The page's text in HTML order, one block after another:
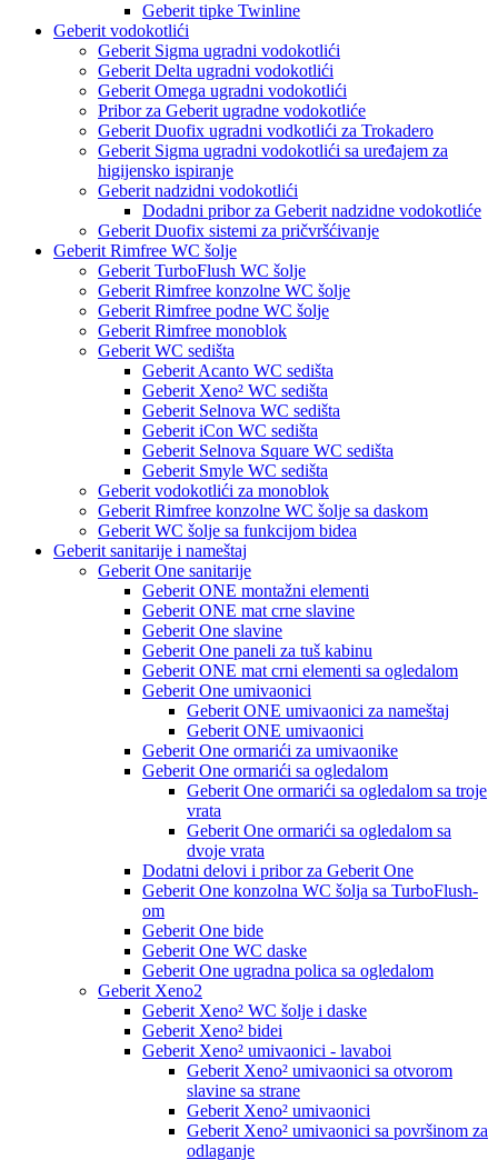
Geberit tipke Twinline
Geberit vodokotlići
Geberit Sigma ugradni vodokotlići
Geberit Delta ugradni vodokotlići
Geberit Omega ugradni vodokotlići
Pribor za Geberit ugradne vodokotliće
Geberit Duofix ugradni vodkotlići za Trokadero
Geberit Sigma ugradni vodokotlići sa uređajem za
higijensko ispiranje
Geberit nadzidni vodokotlići
Dodadni pribor za Geberit nadzidne vodokotliće
Geberit Duofix sistemi za pričvršćivanje
Geberit Rimfree WC šolje
Geberit TurboFlush WC šolje
Geberit Rimfree konzolne WC šolje
Geberit Rimfree podne WC šolje
Geberit Rimfree monoblok
Geberit WC sedišta
Geberit Acanto WC sedišta
Geberit Xeno² WC sedišta
Geberit Selnova WC sedišta
Geberit iCon WC sedišta
Geberit Selnova Square WC sedišta
Geberit Smyle WC sedišta
Geberit vodokotlići za monoblok
Geberit Rimfree konzolne WC šolje sa daskom
Geberit WC šolje sa funkcijom bidea
Geberit sanitarije i nameštaj
Geberit One sanitarije
Geberit ONE montažni elementi
Geberit ONE mat crne slavine
Geberit One slavine
Geberit One paneli za tuš kabinu
Geberit ONE mat crni elementi sa ogledalom
Geberit One umivaonici
Geberit ONE umivaonici za nameštaj
Geberit ONE umivaonici
Geberit One ormarići za umivaonike
Geberit One ormarići sa ogledalom
Geberit One ormarići sa ogledalom sa troje
vrata
Geberit One ormarići sa ogledalom sa
dvoje vrata
Dodatni delovi i pribor za Geberit One
Geberit One konzolna WC šolja sa TurboFlush-
om
Geberit One bide
Geberit One WC daske
Geberit One ugradna polica sa ogledalom
Geberit Xeno2
Geberit Xeno² WC šolje i daske
Geberit Xeno² bidei
Geberit Xeno² umivaonici - lavaboi
Geberit Xeno² umivaonici sa otvorom
slavine sa strane
Geberit Xeno² umivaonici
Geberit Xeno² umivaonici sa površinom za
odlaganje